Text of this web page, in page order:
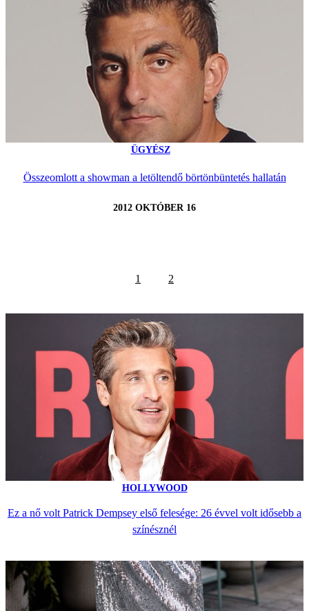
ÜGYÉSZ
Összeomlott a showman a letöltendő börtönbüntetés hallatán
2012 OKTÓBER 16
1 2
HOLLYWOOD
Ez a nő volt Patrick Dempsey első felesége: 26 évvel volt idősebb a
színésznél